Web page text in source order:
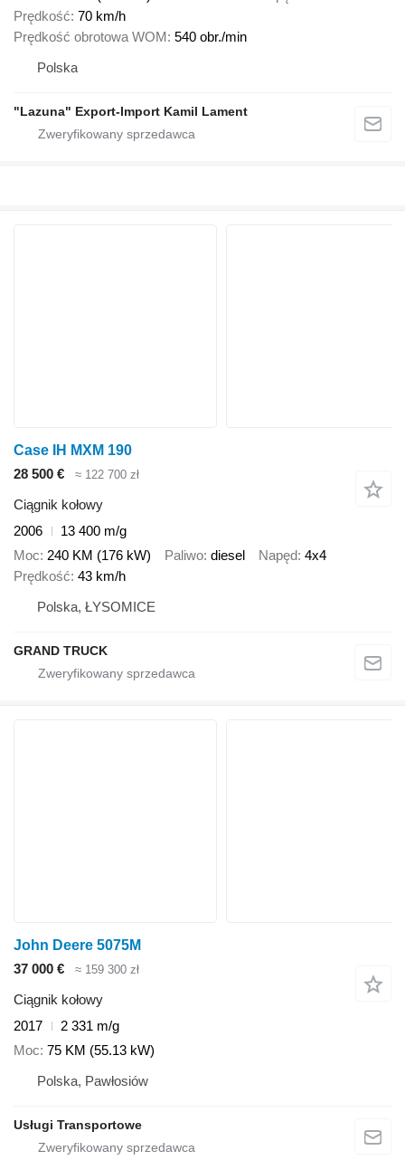
Prędkość 70 km/h
Prędkość obrotowa WOM 540 obr./min
Polska
"Lazuna" Export-Import Kamil Lament
Case IH MXM 190
28 500 €
≈ 122 700 zł
Ciągnik kołowy
2006
13 400 m/g
Moc 240 KM (176 kW) Paliwo diesel Napęd 4x4
Prędkość 43 km/h
Polska, ŁYSOMICE
GRAND TRUCK
John Deere 5075M
37 000 €
≈ 159 300 zł
Ciągnik kołowy
2017
2 331 m/g
Moc 75 KM (55.13 kW)
Polska, Pawłosiów
Usługi Transportowe